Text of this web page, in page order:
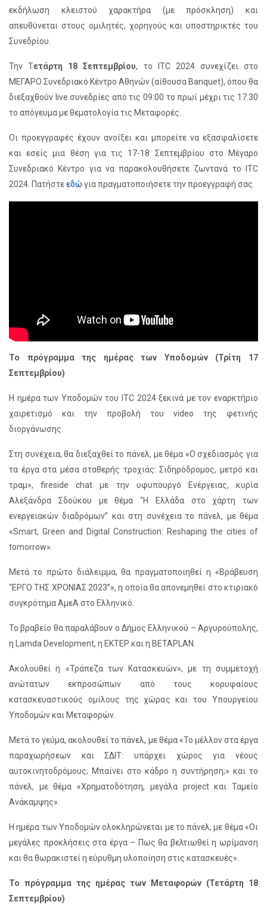
εκδήλωση κλειστού χαρακτήρα (με πρόσκληση) και
απευθύνεται στους ομιλητές, χορηγούς και υποστηρικτές του
Συνεδρίου.
Την Τετάρτη 18 Σεπτεμβρίου, το ITC 2024 συνεχίζει στο
ΜΕΓΑΡΟ Συνεδριακό Κέντρο Αθηνών (αίθουσα Banquet), όπου θα
διεξαχθούν live συνεδρίες από τις 09:00 το πρωί μέχρι τις 17:30
το απόγευμα με θεματολογία τις Μεταφορές.
Οι προεγγραφές έχουν ανοίξει και μπορείτε να εξασφαλίσετε
και εσείς μια θέση για τις 17-18 Σεπτεμβρίου στο Μέγαρο
Συνεδριακό Κέντρο για να παρακολουθήσετε ζωντανά το ITC
2024. Πατήστεεδώ για πραγματοποιήσετε την προεγγραφή σας.
Το πρόγραμμα της ημέρας των Υποδομών (Τρίτη 17
Σεπτεμβρίου)
Η ημέρα των Υποδομών του ITC 2024 ξεκινά με τον εναρκτήριο
χαιρετισμό και την προβολή του video της φετινής
διοργάνωσης.
Στη συνέχεια, θα διεξαχθεί το πάνελ, με θέμα «Ο σχεδιασμός για
τα έργα στα μέσα σταθερής τροχιάς: Σιδηρόδρομος, μετρό και
τραμ», fireside chat με την υφυπουργό Ενέργειας, κυρία
Αλεξάνδρα Σδούκου με θέμα “Η Ελλάδα στο χάρτη των
ενεργειακών διαδρόμων” και στη συνέχεια το πάνελ, με θέμα
«Smart, Green and Digital Construction: Reshaping the cities of
tomorrow».
Μετά το πρώτο διάλειμμα, θα πραγματοποιηθεί η «Βράβευση
“ΕΡΓΟ ΤΗΣ ΧΡΟΝΙΑΣ 2023”», η οποία θα απονεμηθεί στο κτιριακό
συγκρότημα ΑμεΑ στο Ελληνικό.
Το βραβείο θα παραλάβουν ο Δήμος Ελληνικού – Αργυρούπολης,
η Lamda Development, η ΕΚΤΕΡ και η BETAPLAN.
Ακολουθεί η «Τράπεζα των Κατασκευών», με τη συμμετοχή
ανώτατων εκπροσώπων από τους κορυφαίους
κατασκευαστικούς ομίλους της χώρας και του Υπουργείου
Υποδομών και Μεταφορών.
Μετά το γεύμα, ακολουθεί το πάνελ, με θέμα «Το μέλλον στα έργα
παραχωρήσεων και ΣΔΙΤ: υπάρχει χώρος για νέους
αυτοκινητοδρόμους; Μπαίνει στο κάδρο η συντήρηση;» και το
πάνελ, με θέμα «Χρηματοδότηση, μεγάλα project και Ταμείο
Ανάκαμψης».
Η ημέρα των Υποδομών ολοκληρώνεται με το πάνελ, με θέμα «Οι
μεγάλες προκλήσεις στα έργα – Πως θα βελτιωθεί η ωρίμανση
και θα θωρακιστεί η εύρυθμη υλοποίηση στις κατασκευές».
Το πρόγραμμα της ημέρας των Μεταφορών (Τετάρτη 18
Σεπτεμβρίου)